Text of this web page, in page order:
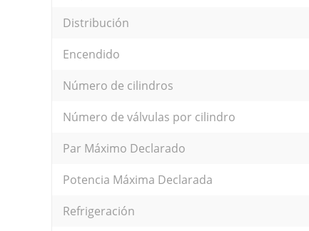
Distribución
Encendido
Número de cilindros
Número de válvulas por cilindro
Par Máximo Declarado
Potencia Máxima Declarada
Refrigeración